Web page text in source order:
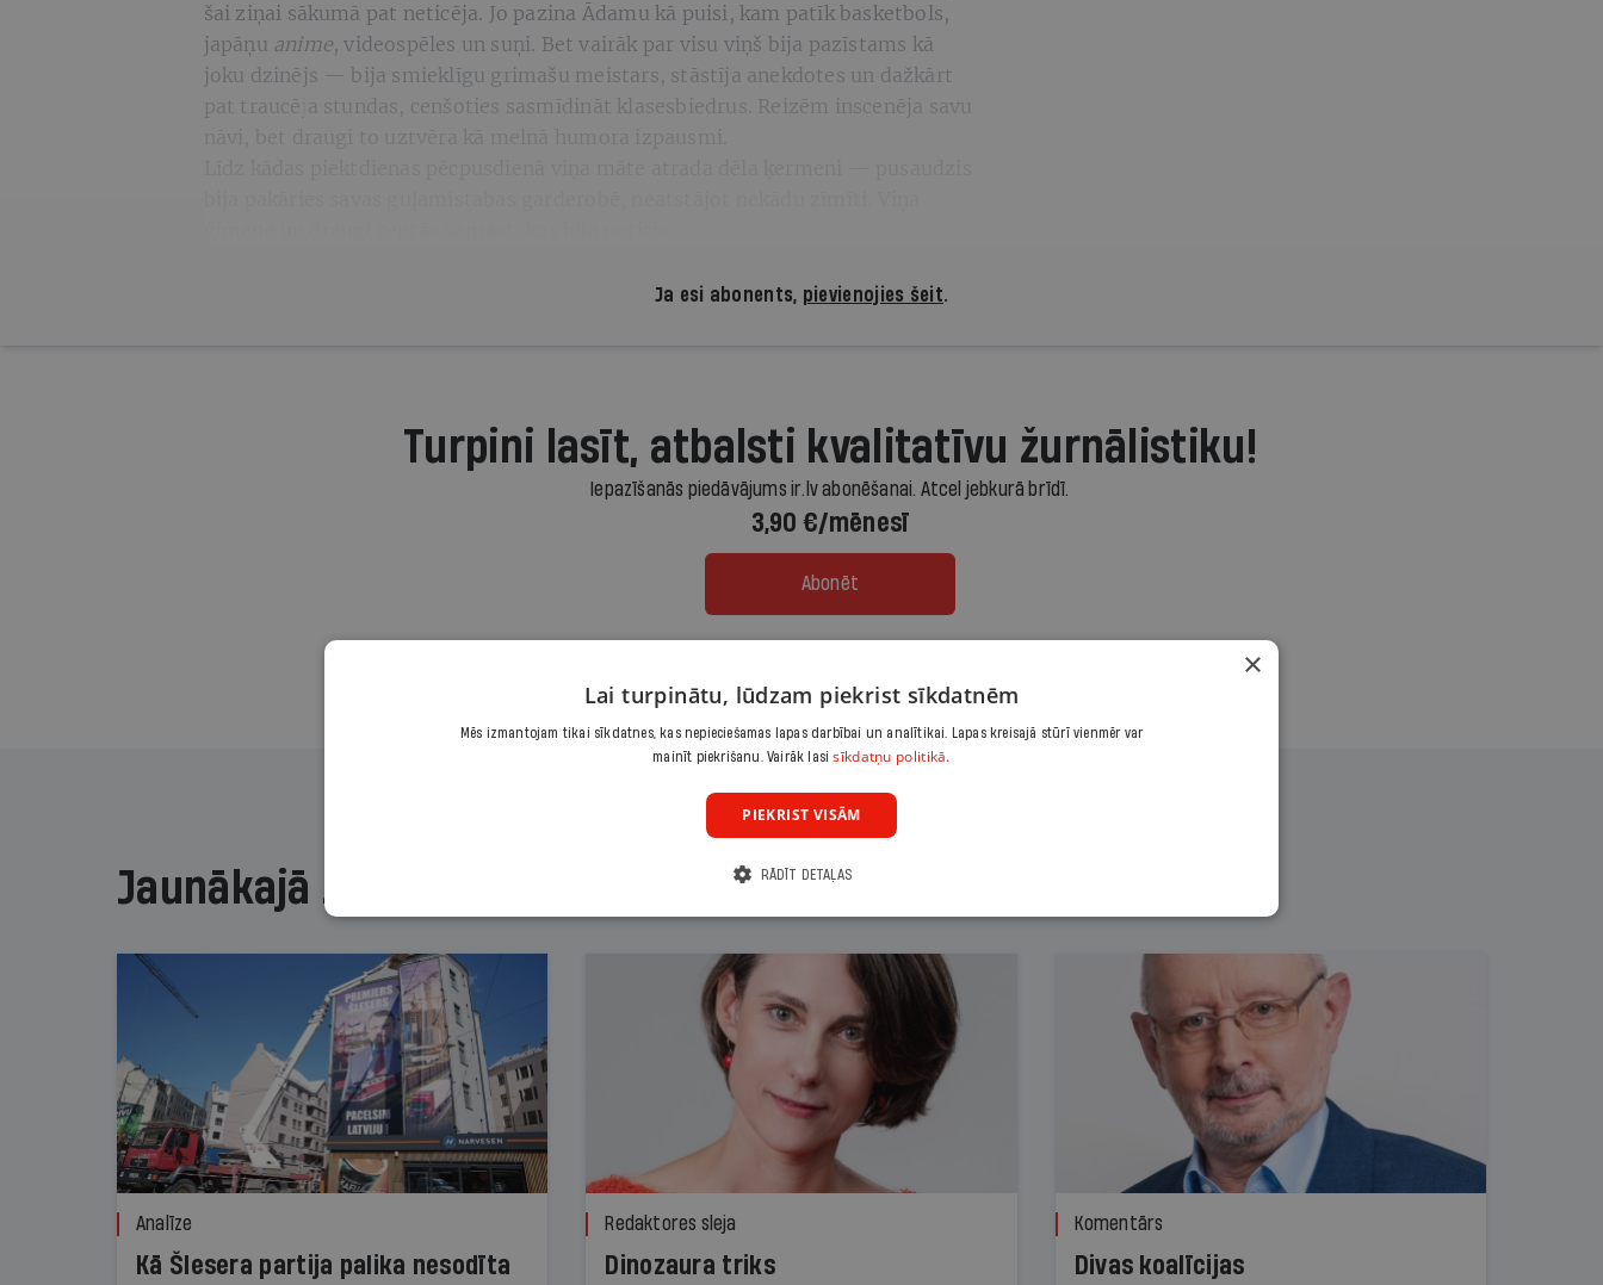
šai ziņai sākumā pat neticēja. Jo pazina Ādamu kā puisi, kam patīk basketbols,
japāņu anime, videospēles un suņi. Bet vairāk par visu viņš bija pazīstams kā
joku dzinējs — bija smieklīgu grimašu meistars, stāstīja anekdotes un dažkārt
pat traucēja stundas, cenšoties sasmīdināt klasesbiedrus. Reizēm inscenēja savu
Ja esi abonents, pievienojies šeit.
Turpini lasīt, atbalsti kvalitatīvu žurnālistiku!
Iepazīšanās piedāvājums ir.lv abonēšanai. Atcel jebkurā brīdī.
3,90 €/mēnesī
Abonēt
Jaunākajā žurnālā
Analīze
Kā Šlesera partija palika nesodīta
Redaktores sleja
Dinozaura triks
Komentārs
Divas koalīcijas
×
Lai turpinātu, lūdzam piekrist sīkdatnēm
Mēs izmantojam tikai sīkdatnes, kas nepieciešamas lapas darbībai un analītikai. Lapas kreisajā stūrī vienmēr var
mainīt piekrišanu. Vairāk lasisīkdatņu politikā.
PIEKRIST VISĀM
RĀDĪT DETAĻAS